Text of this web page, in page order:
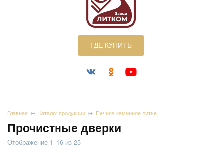
ГДЕ КУПИТЬ
Главная Каталог продукции Печное-каминное литье
Прочистные дверки
Отображение 1–16 из 25Сортировка: